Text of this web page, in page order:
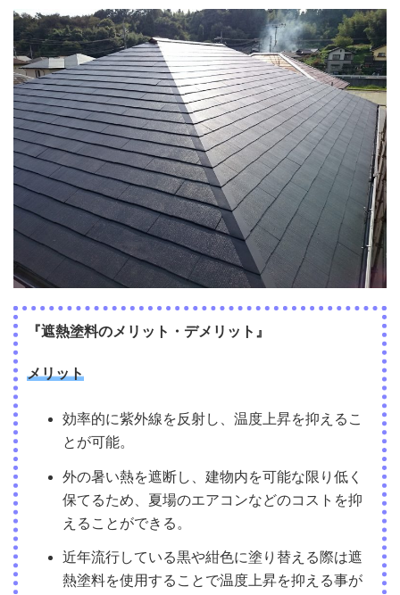
『遮熱塗料のメリット・デメリット』
メリット
効率的に紫外線を反射し、温度上昇を抑えるこ
とが可能。
外の暑い熱を遮断し、建物内を可能な限り低く
保てるため、夏場のエアコンなどのコストを抑
えることができる。
近年流行している黒や紺色に塗り替える際は遮
熱塗料を使用することで温度上昇を抑える事が